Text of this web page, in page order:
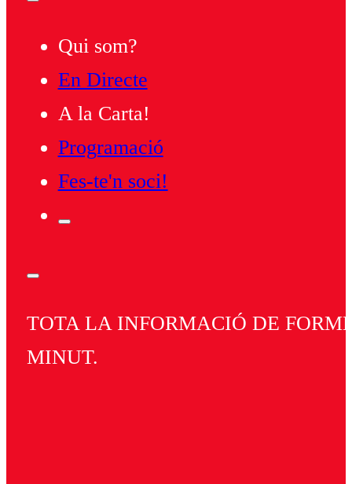
Qui som?
En Directe
A la Carta!
Programació
Fes-te'n soci!
TOTA LA INFORMACIÓ DE
MINUT.